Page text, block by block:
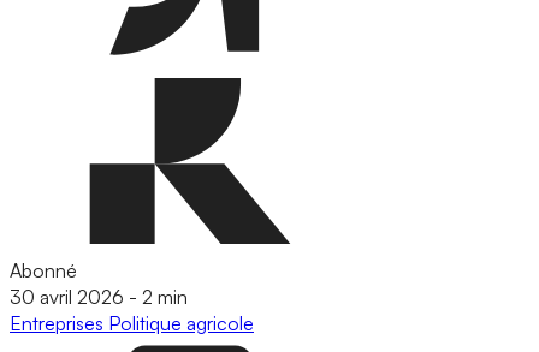
Abonné
30 avril 2026 - 2 min
Entreprises Politique agricole